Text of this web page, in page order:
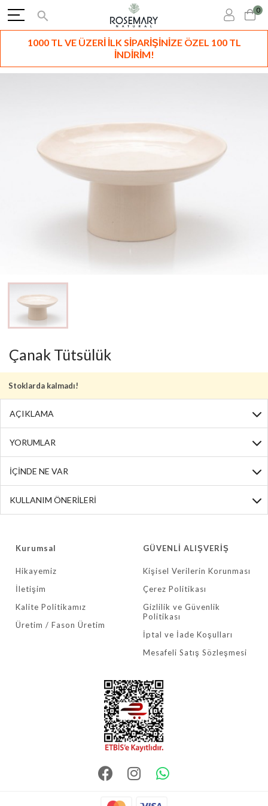
0
1000 TL VE ÜZERİ İLK SİPARİŞİNİZE ÖZEL 100 TL
İNDİRİM!
Çanak Tütsülük
Stoklarda kalmadı!
AÇIKLAMA
YORUMLAR
İÇİNDE NE VAR
KULLANIM ÖNERİLERİ
Kurumsal
Hikayemiz
İletişim
Kalite Politikamız
Üretim / Fason Üretim
GÜVENLİ ALIŞVERİŞ
Kişisel Verilerin Korunması
Çerez Politikası
Gizlilik ve Güvenlik
Politikası
İptal ve İade Koşulları
Mesafeli Satış Sözleşmesi